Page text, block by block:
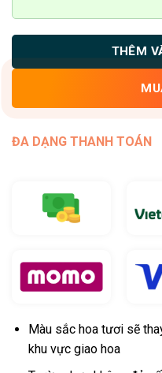
THÊM
ĐA DẠNG THANH TOÁN
Màu sắc hoa tươi sẽ
khu vực giao hoa